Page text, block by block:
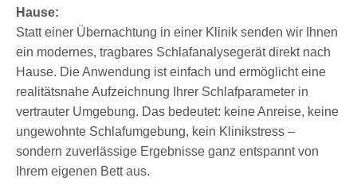
Hause:
Statt einer Übernachtung in einer Klinik senden wir Ihnen
ein modernes, tragbares Schlafanalysegerät direkt nach
Hause. Die Anwendung ist einfach und ermöglicht eine
realitätsnahe Aufzeichnung Ihrer Schlafparameter in
vertrauter Umgebung. Das bedeutet: keine Anreise, keine
ungewohnte Schlafumgebung, kein Klinikstress –
sondern zuverlässige Ergebnisse ganz entspannt von
Ihrem eigenen Bett aus.